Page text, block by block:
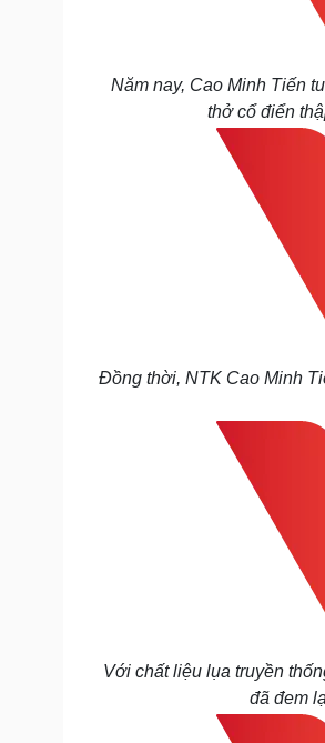
Năm nay, Cao Minh Tiến
thở cổ điển
Đồng thời, NTK Cao Minh
Với chất liệu lụa truyền
đã đem